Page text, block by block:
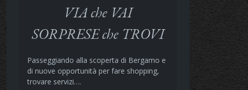
VIA che VAI
SORPRESE che TROVI
Passeggiando alla scoperta di Bergamo e
di nuove opportunità per fare shopping,
trovare servizi….